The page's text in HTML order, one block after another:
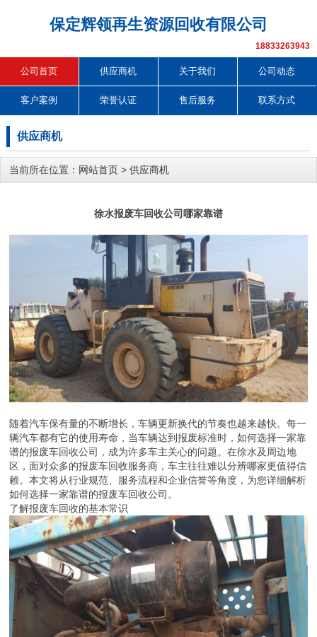
保定辉领再生资源回收有限公司
18833263943
公司首页 供应商机 关于我们 公司动态
客户案例 荣誉认证 售后服务 联系方式
供应商机
当前所在位置： 网站首页 > 供应商机
徐水报废车回收公司哪家靠谱
随着汽车保有量的不断增长，车辆更新换代的节奏也越来越快。每一
辆汽车都有它的使用寿命，当车辆达到报废标准时，如何选择一家靠
谱的报废车回收公司，成为许多车主关心的问题。在徐水及周边地
区，面对众多的报废车回收服务商，车主往往难以分辨哪家更值得信
赖。本文将从行业规范、服务流程和企业信誉等角度，为您详细解析
如何选择一家靠谱的报废车回收公司。
了解报废车回收的基本常识